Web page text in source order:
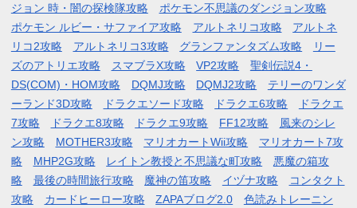
ジョン 時・闇の探検隊攻略
ポケモン不思議のダンジョン攻略
ポケモン ルビー・サファイア攻略
アルトネリコ攻略
アルトネ
リコ2攻略
アルトネリコ3攻略 グランファンタズム攻略
リー
ズのアトリエ攻略
スマブラX攻略 VP2攻略
聖剣伝説4・
DS(COM)・HOM攻略
DQMJ攻略 DQMJ2攻略
テリーのワンダ
ーランド3D攻略
ドラクエソード攻略 ドラクエ6攻略
ドラクエ
7攻略
ドラクエ8攻略 ドラクエ9攻略 FF12攻略
風来のシレ
ン攻略
MOTHER3攻略 マリオカートWii攻略
マリオカート7攻
略
MHP2G攻略 レイトン教授と不思議な町攻略
悪魔の箱攻
略
最後の時間旅行攻略 魔神の笛攻略 イヅナ攻略
コンタクト
攻略
カードヒーロー攻略 ZAPAブログ2.0 色読みトレーニン